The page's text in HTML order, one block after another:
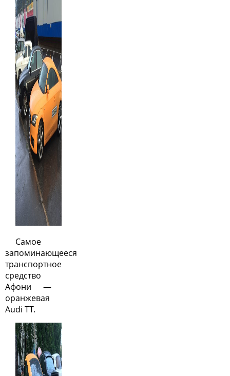
Самое
запоминающееся
транспортное
средство
Афони —
оранжевая
Audi TT.